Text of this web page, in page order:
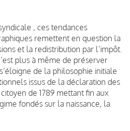
, ces tendances
remettent en question la
et la redistribution par l’impôt.
plus à même de préserver
de la philosophie initiale
issus de la déclaration des
de 1789 mettant fin aux
fondés sur la naissance, la